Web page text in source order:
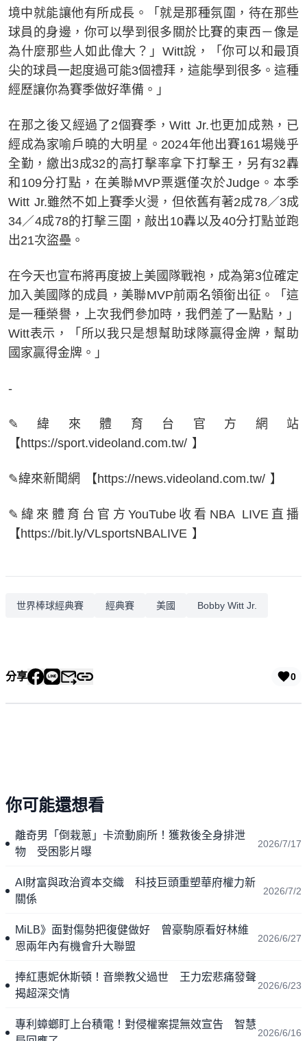
境中就能讓他有所成長。「就是那種氛圍，待在那些
球員的身邊，你可以學到很多關於比賽的東西－像是
為什麼那些人如此偉大？」Witt說，「你可以和最頂
尖的球員一起度過可能3個禮拜，這能學到很多。這種
經歷讓你為賽季做好準備。」
在那之後又經過了2個賽季，Witt Jr.也更加成熟，已
經成為家喻戶曉的大明星。2024年他出賽161場幾乎
全勤，繳出3成32的高打擊率拿下打擊王，另有32轟
和109分打點，在美聯MVP票選僅次於Judge。本季
Witt Jr.雖然不如上賽季火燙，但依舊有著2成78／3成
34／4成78的打擊三圍，敲出10轟以及40分打點並跑
出21次盜壘。
在今天也宣布將再度披上美國隊戰袍，成為第3位確定
加入美國隊的成員，美聯MVP前兩名領銜出征。「這
是一種榮譽，上次我們參加時，我們差了一點點，」
Witt表示，「所以我只是想幫助球隊贏得金牌，幫助
國家贏得金牌。」
-
✎緯來體育台官方網站
【https://sport.videoland.com.tw/ 】
✎緯來新聞網 【https://news.videoland.com.tw/ 】
✎緯來體育台官方YouTube收看NBA LIVE直播
【https://bit.ly/VLsportsNBALIVE 】
世界棒球經典賽 經典賽 美國 Bobby Witt Jr.
分享 0
你可能還想看
離奇男「倒栽蔥」卡流動廁所！獲救後全身排泄
物 受困影片曝
2026/7/17
AI財富與政治資本交織 科技巨頭重塑華府權力新
關係
2026/7/2
MiLB》面對傷勢把復健做好 曾豪駒原看好林維
恩兩年內有機會升大聯盟
2026/6/27
捧紅惠妮休斯頓！音樂教父過世 王力宏悲痛發聲
揭超深交情
2026/6/23
專利蟑螂盯上台積電！對侵權案提無效宣告 智慧
2026/6/16